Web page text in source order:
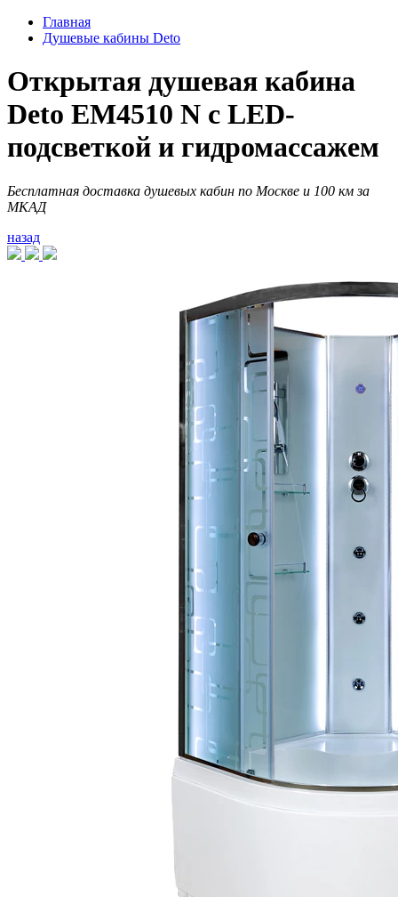
Главная
Душевые кабины Deto
Открытая душевая кабина
Deto EM4510 N с LED-
подсветкой и гидромассажем
Бесплатная доставка душевых кабин по Москве и 100 км за
МКАД
назад